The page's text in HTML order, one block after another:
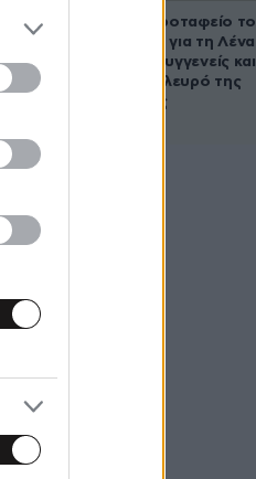
Στο Α’ Νεκροταφείο το
μνημόσυνο για τη Λένα
Σαμαρά – Συγγενείς και
φίλοι στο πλευρό της
οικογένειας